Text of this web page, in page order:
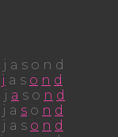
j a s o n d
j a s o n d
j a s o n d
j a s o n d
j a s o n d